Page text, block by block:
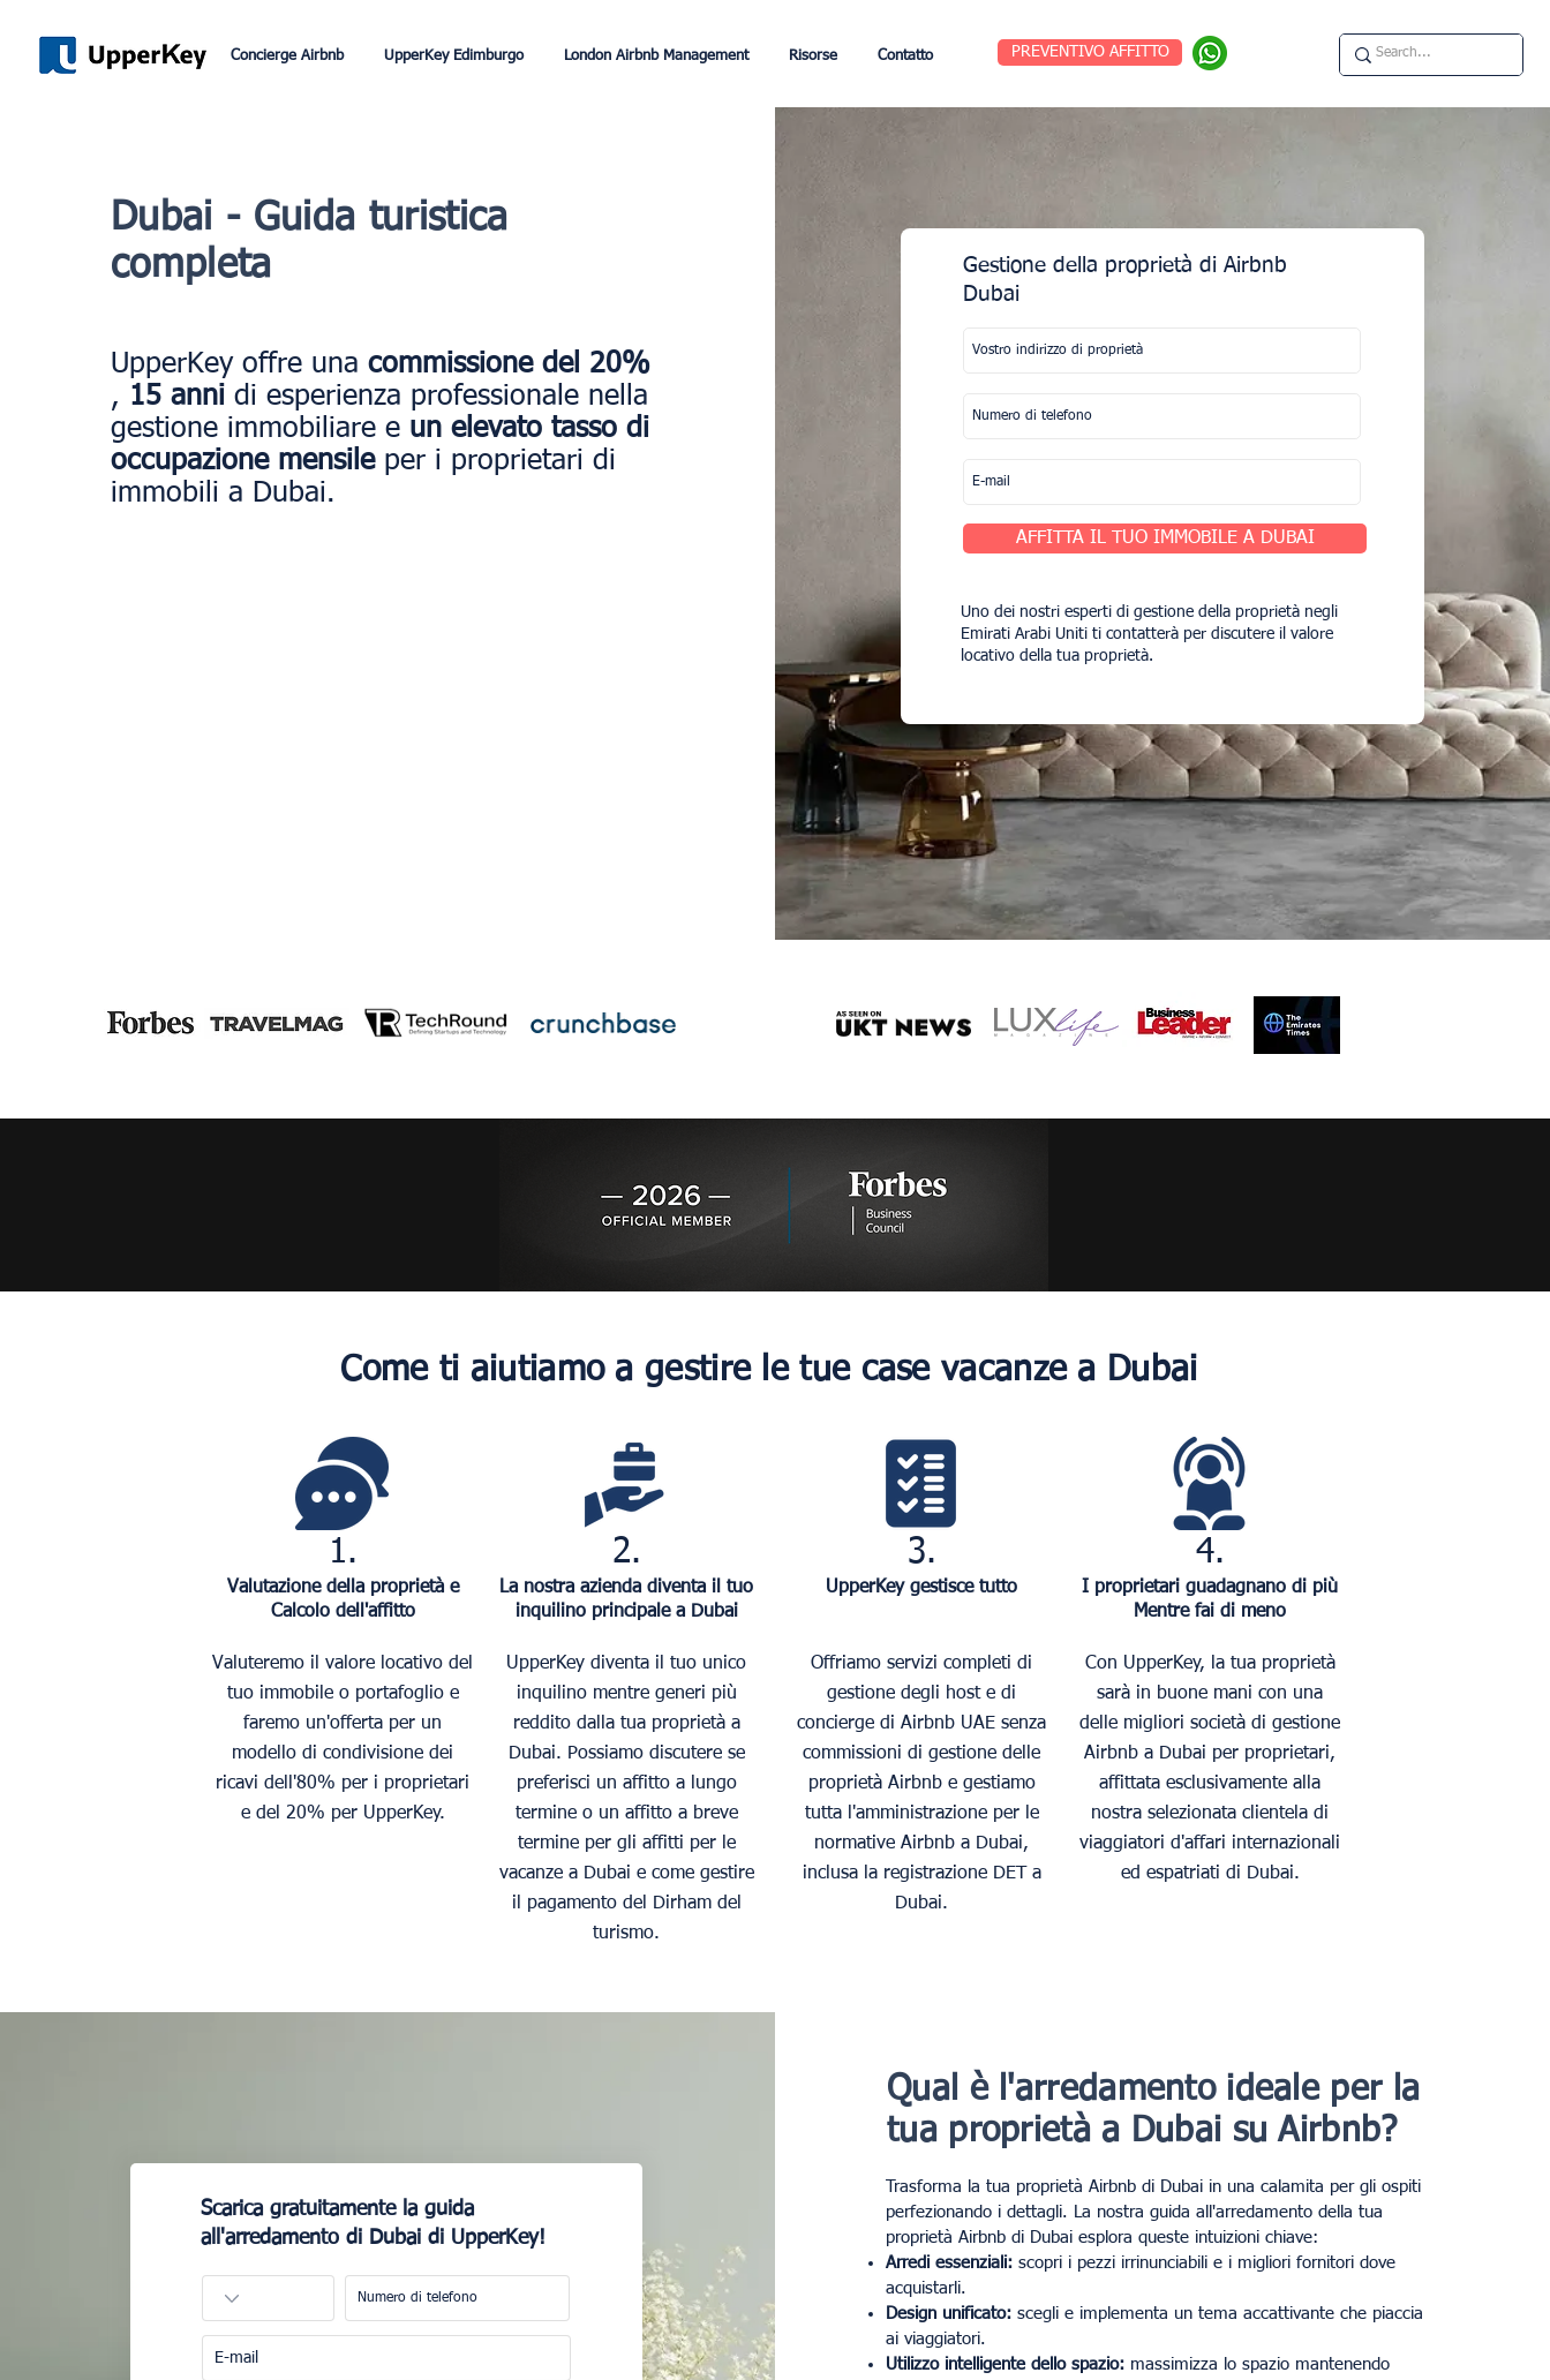
Concierge Airbnb UpperKey Edimburgo London Airbnb Management Risorse Contatto PREVENTIVO AFFITTO
Dubai - Guida turistica
completa
UpperKey offre una commissione del 20%
, 15 anni di esperienza professionale nella
gestione immobiliare e un elevato tasso di
occupazione mensile per i proprietari di
immobili a Dubai.
Gestione della proprietà di Airbnb
Dubai
AFFITTA IL TUO IMMOBILE A DUBAI
Uno dei nostri esperti di gestione della proprietà negli
Emirati Arabi Uniti ti contatterà per discutere il valore
locativo della tua proprietà.
Come ti aiutiamo a gestire le tue case vacanze a Dubai
1.
Valutazione della proprietà e
Calcolo dell'affitto
Valuteremo il valore locativo del
tuo immobile o portafoglio e
faremo un'offerta per un
modello di condivisione dei
ricavi dell'80% per i proprietari
e del 20% per UpperKey.
2.
La nostra azienda diventa il tuo
inquilino principale a Dubai
UpperKey diventa il tuo unico
inquilino mentre generi più
reddito dalla tua proprietà a
Dubai. Possiamo discutere se
preferisci un affitto a lungo
termine o un affitto a breve
termine per gli affitti per le
vacanze a Dubai e come gestire
il pagamento del Dirham del
turismo.
3.
UpperKey gestisce tutto
Offriamo servizi completi di
gestione degli host e di
concierge di Airbnb UAE senza
commissioni di gestione delle
proprietà Airbnb e gestiamo
tutta l'amministrazione per le
normative Airbnb a Dubai,
inclusa la registrazione DET a
Dubai.
4.
I proprietari guadagnano di più
Mentre fai di meno
Con UpperKey, la tua proprietà
sarà in buone mani con una
delle migliori società di gestione
Airbnb a Dubai per proprietari,
affittata esclusivamente alla
nostra selezionata clientela di
viaggiatori d'affari internazionali
ed espatriati di Dubai.
Scarica gratuitamente la guida
all'arredamento di Dubai di UpperKey!
Qual è l'arredamento ideale per la
tua proprietà a Dubai su Airbnb?
Trasforma la tua proprietà Airbnb di Dubai in una calamita per gli ospiti
perfezionando i dettagli. La nostra guida all'arredamento della tua
proprietà Airbnb di Dubai esplora queste intuizioni chiave:
Arredi essenziali: scopri i pezzi irrinunciabili e i migliori fornitori dove
acquistarli.
Design unificato: scegli e implementa un tema accattivante che piaccia
ai viaggiatori.
Utilizzo intelligente dello spazio: massimizza lo spazio mantenendo